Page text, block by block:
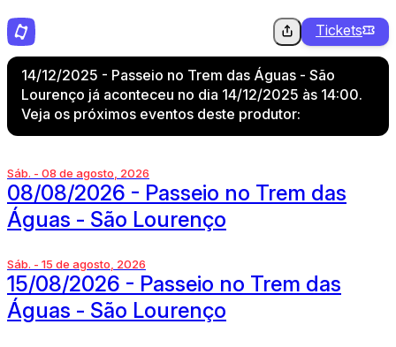
Tickets
14/12/2025 - Passeio no Trem das Águas - São
Lourenço já aconteceu no dia 14/12/2025 às 14:00.
Veja os próximos eventos deste produtor:
Sáb. - 08 de agosto, 2026
08/08/2026 - Passeio no Trem das
Águas - São Lourenço
Sáb. - 15 de agosto, 2026
15/08/2026 - Passeio no Trem das
Águas - São Lourenço